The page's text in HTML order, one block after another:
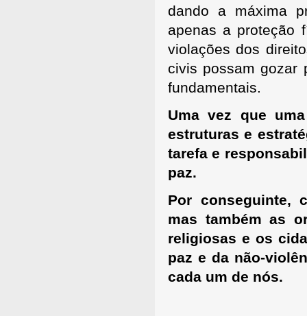
dando a máxima
apenas a proteção
violações dos
civis possam gozar
fundamentais.
Uma vez que
estruturas e
tarefa e
paz.
Por conseguinte,
mas também as
religiosas e os
paz e da não-
cada um de nós.